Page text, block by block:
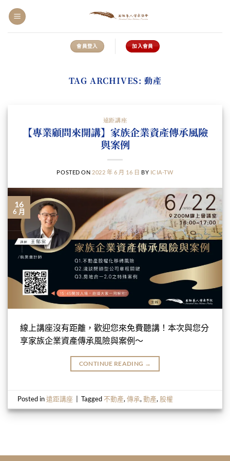
content
會員登入 加入會員
TAG ARCHIVES: 動產
遠距講座
【專業顧問來開講】家族企業資產傳承風險
與案例
POSTED ON 2022 年 6 月 16 日 BY ICIA-TW
16
6 月
線上講座沒有距離，歡迎您來免費聽講！本次與您分
享家族企業資產傳承風險與案例～
CONTINUE READING →
Posted in遠距講座 Tagged不動產,傳承,動產, 股權